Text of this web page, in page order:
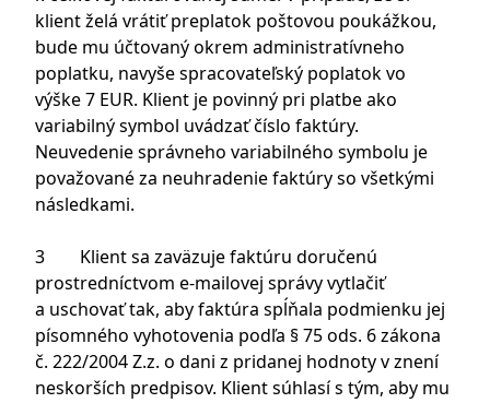
klient želá vrátiť preplatok poštovou poukážkou,
bude mu účtovaný okrem administratívneho
poplatku, navyše spracovateľský poplatok vo
výške 7 EUR. Klient je povinný pri platbe ako
variabilný symbol uvádzať číslo faktúry.
Neuvedenie správneho variabilného symbolu je
považované za neuhradenie faktúry so všetkými
následkami.
3 Klient sa zaväzuje faktúru doručenú
prostredníctvom e-mailovej správy vytlačiť
a uschovať tak, aby faktúra spĺňala podmienku jej
písomného vyhotovenia podľa § 75 ods. 6 zákona
č. 222/2004 Z.z. o dani z pridanej hodnoty v znení
neskorších predpisov. Klient súhlasí s tým, aby mu